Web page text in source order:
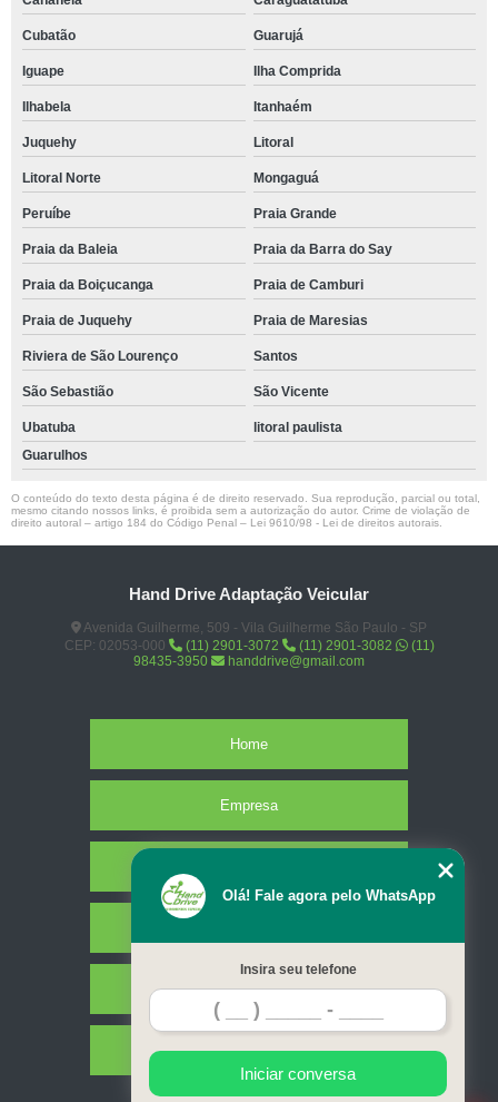
Cubatão Guarujá
Iguape Ilha Comprida
Ilhabela Itanhaém
Juquehy Litoral
Litoral Norte Mongaguá
Peruíbe Praia Grande
Praia da Baleia Praia da Barra do Say
Praia da Boiçucanga Praia de Camburi
Praia de Juquehy Praia de Maresias
Riviera de São Lourenço Santos
São Sebastião São Vicente
Ubatuba
litoral paulista
Guarulhos
O conteúdo do texto desta página é de direito reservado. Sua reprodução, parcial ou total,
mesmo citando nossos links, é proibida sem a autorização do autor. Crime de violação de
direito autoral – artigo 184 do Código Penal – Lei 9610/98 - Lei de direitos autorais
Hand Drive Adaptação Veicular
Avenida Guilherme, 509 - Vila Guilherme São Paulo - SP
CEP: 02053-000
(11) 2901-3072 (11) 2901-3082
(11)
98435-3950
handdrive@gmail.com
Home
Empresa
Contato
Mapa do site
Olá! Fale agora pelo WhatsApp
Insira seu telefone
Iniciar conversa